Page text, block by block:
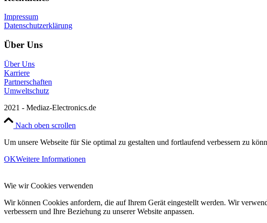
Impressum
Datenschutzerklärung
Über Uns
Über Uns
Karriere
Partnerschaften
Umweltschutz
2021 - Mediaz-Electronics.de
Nach oben scrollen
Um unsere Webseite für Sie optimal zu gestalten und fortlaufend verbessern zu
OKWeitere Informationen
Wie wir Cookies verwenden
Wir können Cookies anfordern, die auf Ihrem Gerät eingestellt werden. Wir
verbessern und Ihre Beziehung zu unserer Website anpassen.